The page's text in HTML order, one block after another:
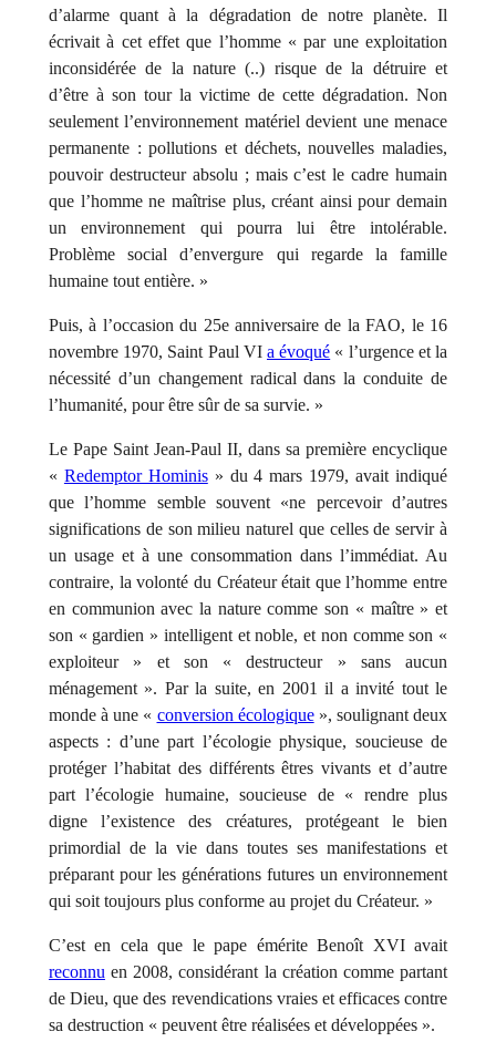
d’alarme quant à la dégradation de notre planète. Il
écrivait à cet effet que l’homme « par une exploitation
inconsidérée de la nature (..) risque de la détruire et
d’être à son tour la victime de cette dégradation. Non
seulement l’environnement matériel devient une menace
permanente : pollutions et déchets, nouvelles maladies,
pouvoir destructeur absolu ; mais c’est le cadre humain
que l’homme ne maîtrise plus, créant ainsi pour demain
un environnement qui pourra lui être intolérable.
Problème social d’envergure qui regarde la famille
humaine tout entière. »
Puis, à l’occasion du 25e anniversaire de la FAO, le 16
novembre 1970, Saint Paul VI a évoqué « l’urgence et la
nécessité d’un changement radical dans la conduite de
l’humanité, pour être sûr de sa survie. »
Le Pape Saint Jean-Paul II, dans sa première encyclique
« Redemptor Hominis» du 4 mars 1979, avait indiqué
que l’homme semble souvent «ne percevoir d’autres
significations de son milieu naturel que celles de servir à
un usage et à une consommation dans l’immédiat. Au
contraire, la volonté du Créateur était que l’homme entre
en communion avec la nature comme son « maître » et
son « gardien » intelligent et noble, et non comme son «
exploiteur » et son « destructeur » sans aucun
ménagement ». Par la suite, en 2001 il a invité tout le
monde à une « conversion écologique», soulignant deux
aspects : d’une part l’écologie physique, soucieuse de
protéger l’habitat des différents êtres vivants et d’autre
part l’écologie humaine, soucieuse de « rendre plus
digne l’existence des créatures, protégeant le bien
primordial de la vie dans toutes ses manifestations et
préparant pour les générations futures un environnement
qui soit toujours plus conforme au projet du Créateur. »
C’est en cela que le pape émérite Benoît XVI avait
reconnu en 2008, considérant la création comme partant
de Dieu, que des revendications vraies et efficaces contre
sa destruction « peuvent être réalisées et développées ».